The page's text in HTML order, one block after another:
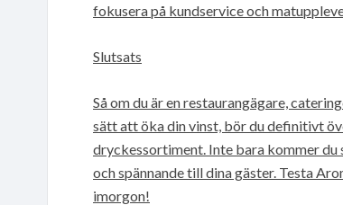
fokusera på kundservice och
Slutsats
Så om du är en restaurangägare,
sätt att öka din vinst, bör du definitivt
dryckessortiment. Inte bara kommer du
och spännande till dina gäster. Testa
imorgon!